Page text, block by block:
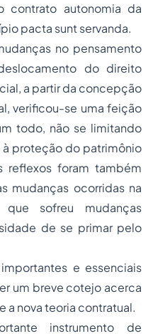
contrato autonomia da
pacta sunt servanda.
no pensamento
do direito
a partir da concepção
verificou-se uma feição
todo, não se limitando
proteção do patrimônio
reflexos foram também
mudanças ocorridas na
sofreu mudanças
de se primar pelo
e essenciais
um breve cotejo acerca
a nova teoria contratual.
instrumento de